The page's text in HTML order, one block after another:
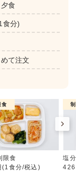
食
食分)
て注文
食
限食
(1食分/税込)
塩